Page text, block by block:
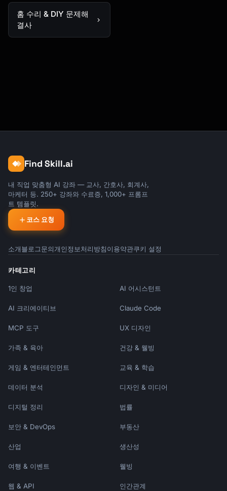
홈 수리 & DIY 문제해
결사
Find Skill.ai
내 직업 맞춤형 AI 강좌 — 교사, 간호사, 회계사,
마케터 등. 250+ 강좌와 수료증, 1,000+ 프롬프
트 템플릿.
코스 요청
소개블로그문의개인정보처리방침이용약관쿠키 설정
카테고리
1인 창업 AI 어시스턴트
AI 크리에이티브 Claude Code
MCP 도구 UX 디자인
가족 & 육아 건강 & 웰빙
게임 & 엔터테인먼트 교육 & 학습
데이터 분석 디자인 & 미디어
디지털 정리 법률
보안 & DevOps 부동산
산업 생산성
여행 & 이벤트 웰빙
웹 & API 인간관계